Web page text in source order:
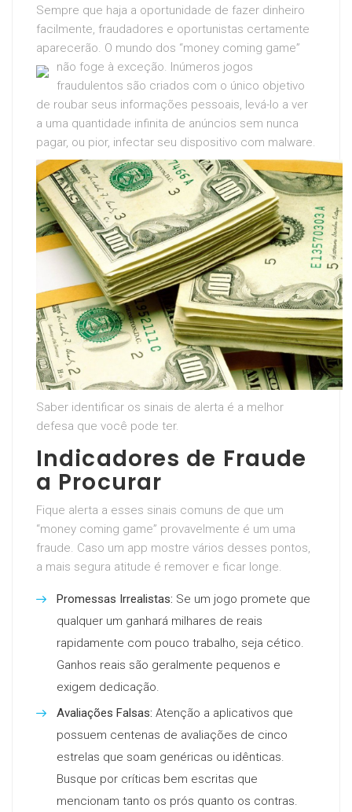
Sempre que haja a oportunidade de fazer dinheiro
facilmente, fraudadores e oportunistas certamente
aparecerão. O mundo dos “money coming game”
não foge à exceção. Inúmeros jogos
fraudulentos são criados com o único objetivo
de roubar seus informações pessoais, levá-lo a ver
a uma quantidade infinita de anúncios sem nunca
pagar, ou pior, infectar seu dispositivo com malware.
Saber identificar os sinais de alerta é a melhor
defesa que você pode ter.
Indicadores de Fraude
a Procurar
Fique alerta a esses sinais comuns de que um
“money coming game” provavelmente é um uma
fraude. Caso um app mostre vários desses pontos,
a mais segura atitude é remover e ficar longe.
Promessas Irrealistas: Se um jogo promete que
qualquer um ganhará milhares de reais
rapidamente com pouco trabalho, seja cético.
Ganhos reais são geralmente pequenos e
exigem dedicação.
Avaliações Falsas: Atenção a aplicativos que
possuem centenas de avaliações de cinco
estrelas que soam genéricas ou idênticas.
Busque por críticas bem escritas que
mencionam tanto os prós quanto os contras.